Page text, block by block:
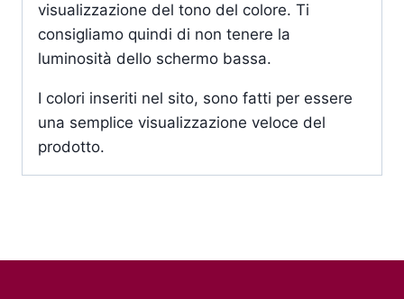
visualizzazione del tono del colore. Ti
consigliamo quindi di non tenere la
luminosità dello schermo bassa.
I colori inseriti nel sito, sono fatti per essere
una semplice visualizzazione veloce del
prodotto.